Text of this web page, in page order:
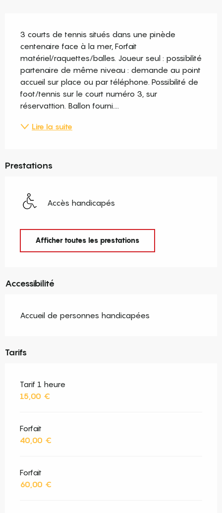
3 courts de tennis situés dans une pinède
centenaire face à la mer, Forfait
matériel/raquettes/balles. Joueur seul : possibilité
partenaire de même niveau : demande au point
accueil sur place ou par téléphone. Possibilité de
foot/tennis sur le court numéro 3, sur
réservattion. Ballon fourni....
Lire la suite
Prestations
Accès handicapés
Afficher toutes les prestations
Accessibilité
Accueil de personnes handicapées
Tarifs
Tarif 1 heure
15,00 €
Forfait
40,00 €
Forfait
60,00 €